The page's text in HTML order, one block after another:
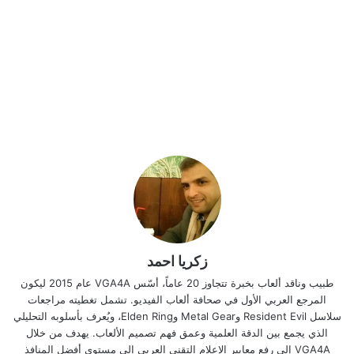
زكريا احمد
طبيب وناقد ألعاب بخبرة تتجاوز 20 عاماً، أسّس VGA4A عام 2015 ليكون
المرجع العربي الأول في صحافة ألعاب الفيديو. تشمل تغطيته مراجعات
سلاسل Resident Evil وMetal Gear وElden Ring، ويُعرف بأسلوبه التحليلي
الذي يجمع بين الدقة العلمية وعمق فهم تصميم الألعاب. يهدف من خلال
VGA4A إلى رفع معايير الإعلام التقني العربي إلى مستوى أفضل المنافذ